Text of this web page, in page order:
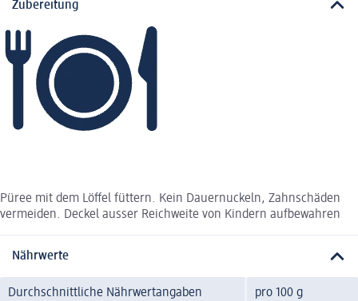
Zubereitung
Püree mit dem Löffel füttern. Kein Dauernuckeln, Zahnschäden
vermeiden. Deckel ausser Reichweite von Kindern aufbewahren
Nährwerte
Durchschnittliche Nährwertangaben pro 100 g